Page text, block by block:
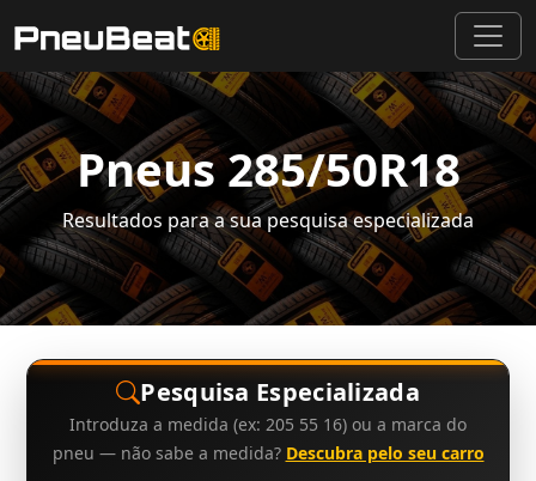
Pneus 285/50R18
Resultados para a sua pesquisa especializada
Pesquisa Especializada
Introduza a medida (ex: 205 55 16) ou a marca do
pneu — não sabe a medida? Descubra pelo seu carro